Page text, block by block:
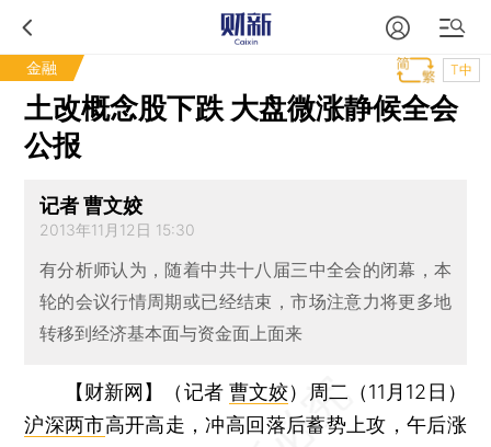
金融 T中
土改概念股下跌 大盘微涨静候全会
公报
记者 曹文姣
2013年11月12日 15:30
有分析师认为，随着中共十八届三中全会的闭幕，本
轮的会议行情周期或已经结束，市场注意力将更多地
转移到经济基本面与资金面上面来
【财新网】（记者曹文姣）
周二（11月12日）
沪深两市高开高走，冲高回落后蓄势上攻，午后涨